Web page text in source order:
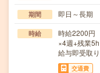
期間 即日～長期
時給
時給2200円
×4週+残業
給与即受取
交通費